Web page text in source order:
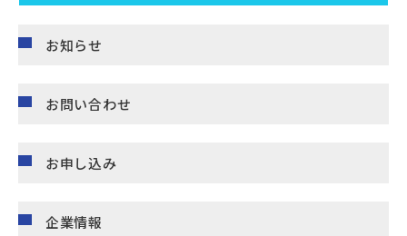
お知らせ
お問い合わせ
お申し込み
企業情報